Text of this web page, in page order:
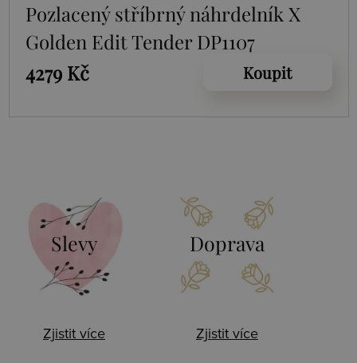
Pozlacený stříbrný náhrdelník X
Golden Edit Tender DP1107
4279 Kč
Koupit
Slevy
Zjistit více
Doprava
Zjistit více